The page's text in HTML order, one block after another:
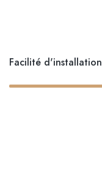
Facilité d'installation